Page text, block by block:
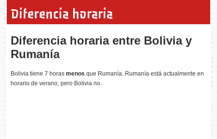
Diferencia horaria
Diferencia horaria entre Bolivia y
Rumanía
Bolivia tiene 7 horasmenos que Rumanía. Rumanía está actualmente en
horario de verano, pero Bolivia no.